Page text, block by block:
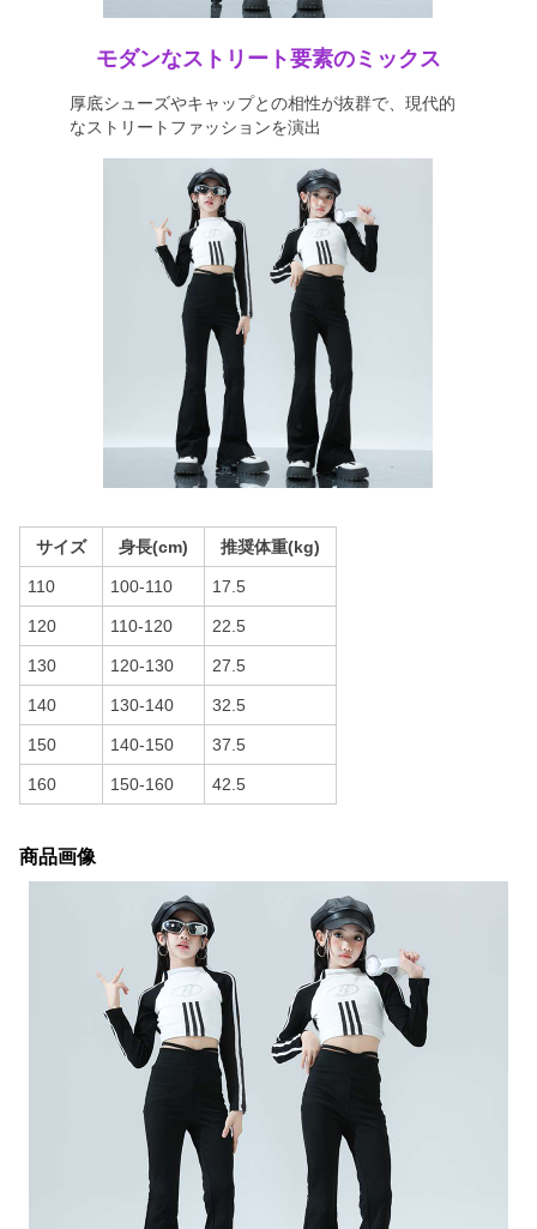
モダンなストリート要素のミックス
厚底シューズやキャップとの相性が抜群で、現代的
なストリートファッションを演出
サイズ 身長(cm) 推奨体重(kg)
110 100-110 17.5
120 110-120 22.5
130 120-130 27.5
140 130-140 32.5
150 140-150 37.5
160 150-160 42.5
商品画像